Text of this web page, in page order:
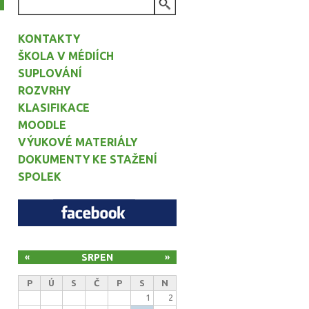
KONTAKTY
ŠKOLA V MÉDIÍCH
SUPLOVÁNÍ
ROZVRHY
KLASIFIKACE
MOODLE
VÝUKOVÉ MATERIÁLY
DOKUMENTY KE STAŽENÍ
SPOLEK
SRPEN
« »
P Ú S Č P S
N
1
2